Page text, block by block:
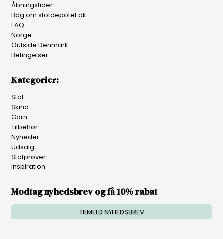
Åbningstider
Bag om stofdepotet.dk
FAQ
Norge
Outside Denmark
Betingelser
Kategorier:
Stof
Skind
Garn
Tilbehør
Nyheder
Udsalg
Stofprøver
Inspiration
Modtag nyhedsbrev og få 10% rabat
TILMELD NYHEDSBREV